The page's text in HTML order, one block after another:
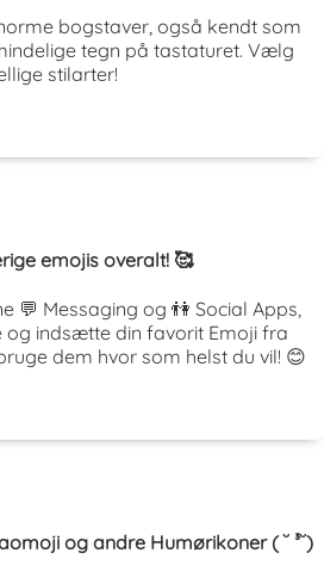
bogstaver, også kendt som
tegn på tastaturet. Vælg
stilarter!
emojis overalt! 🥰
💬 Messaging og 👫 Social Apps,
og indsætte din favorit Emoji fra
dem hvor som helst du vil! 😊
og andre Humørikoner ( ˘ ³˘)